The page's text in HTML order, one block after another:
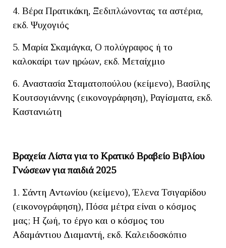
4. Βέρα Πρατικάκη, Ξεδιπλώνοντας τα αστέρια,
εκδ. Ψυχογιός
5. Μαρία Σκαμάγκα, Ο πολύγραφος ή το
καλοκαίρι των ηρώων, εκδ. Μεταίχμιο
6. Αναστασία Σταματοπούλου (κείμενο), Βασίλης
Κουτσογιάννης (εικονογράφηση), Ραγίσματα, εκδ.
Καστανιώτη
Βραχεία Λίστα για το Κρατικό Βραβείο Βιβλίου
Γνώσεων για παιδιά 2025
1. Σάντη Αντωνίου (κείμενο), Έλενα Τσιγαρίδου
(εικονογράφηση), Πόσα μέτρα είναι ο κόσμος
μας; Η ζωή, το έργο και ο κόσμος του
Αδαμάντιου Διαμαντή, εκδ. Καλειδοσκόπιο